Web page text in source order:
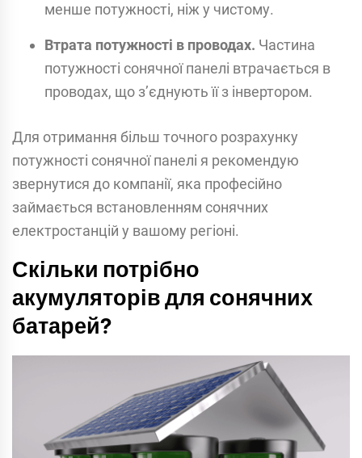
менше потужності, ніж у чистому.
Втрата потужності в проводах. Частина
потужності сонячної панелі втрачається в
проводах, що з’єднують її з інвертором.
Для отримання більш точного розрахунку
потужності сонячної панелі я рекомендую
звернутися до компанії, яка професійно
займається встановленням сонячних
електростанцій у вашому регіоні.
Скільки потрібно
акумуляторів для сонячних
батарей?